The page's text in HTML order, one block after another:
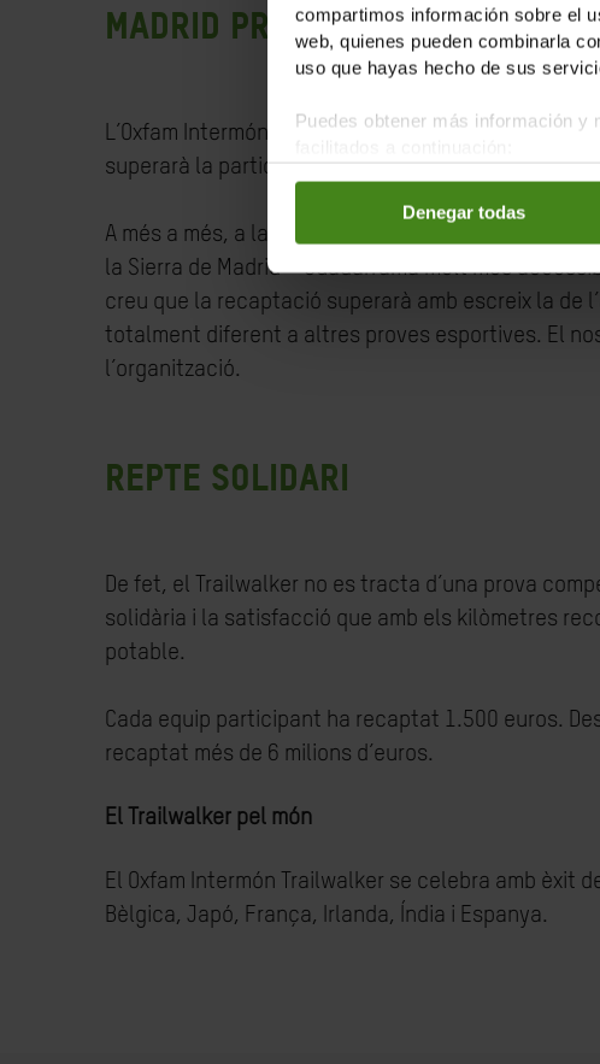
compartimos información sobre el
web, quienes pueden combinarla
uso que hayas hecho de sus
Puedes obtener más información y
Denegar todas
Madrid pren el relleu
L’Oxfam Intermón Trailwalker de Madrid pren el
superarà la participació de 2018.
A més a més, a la marxa de Madrid també hi
la Sierra de Madrid – Guadarrama molt més
creu que la recaptació superarà amb escreix la de
totalment diferent a altres proves esportives. El
l’organització.
Repte solidari
De fet, el Trailwalker no es tracta d’una prova
solidària i la satisfacció que amb els kilòmetres
potable.
Cada equip participant ha recaptat 1.500 euros.
recaptat més de 6 milions d’euros.
El Trailwalker pel món
El Oxfam Intermón Trailwalker se celebra amb èxit
Bèlgica, Japó, França, Irlanda, Índia i Espanya.